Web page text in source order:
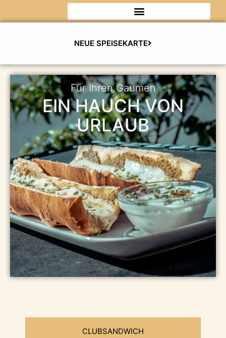
NEUE SPEISEKARTE
Für Ihren Gaumen
EIN HAUCH VON
URLAUB
CLUBSANDWICH